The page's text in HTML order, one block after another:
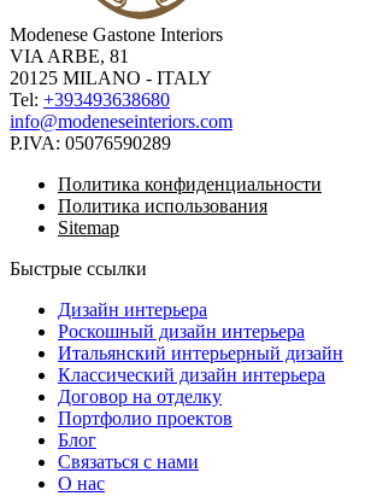
Modenese Gastone Interiors
VIA ARBE, 81
20125 MILANO - ITALY
Tel: +393493638680
info@modeneseinteriors.com
P.IVA: 05076590289
Политика конфиденциальности
Политика использования
Sitemap
Быстрые ссылки
Дизайн интерьера
Роскошный дизайн интерьера
Итальянский интерьерный дизайн
Классический дизайн интерьера
Договор на отделку
Портфолио проектов
Блог
Связаться с нами
О нас